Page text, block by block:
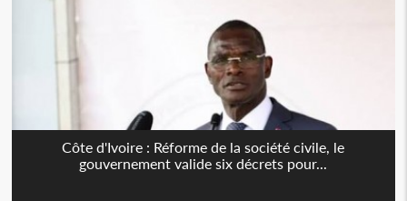
Côte d'Ivoire : Réforme de la société civile, le
gouvernement valide six décrets pour...